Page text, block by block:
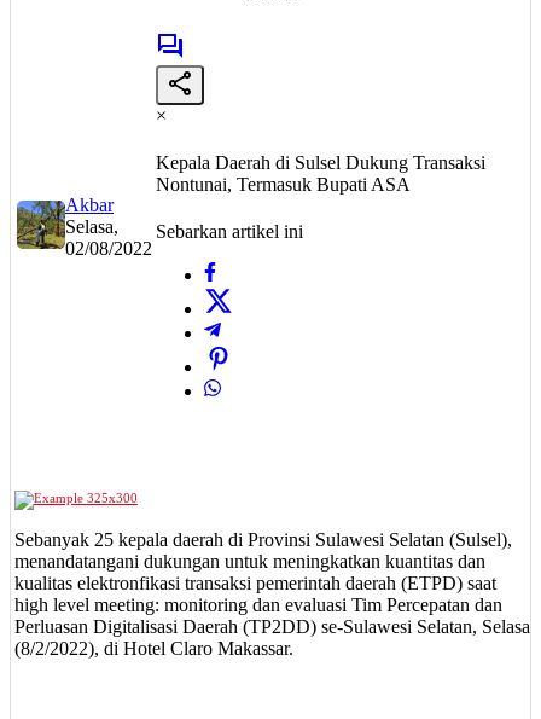
Akbar
Selasa,
02/08/2022
×
Kepala Daerah di Sulsel Dukung Transaksi
Nontunai, Termasuk Bupati ASA
Sebarkan artikel ini
Sebanyak 25 kepala daerah di Provinsi Sulawesi Selatan (Sulsel),
menandatangani dukungan untuk meningkatkan kuantitas dan
kualitas elektronfikasi transaksi pemerintah daerah (ETPD) saat
high level meeting: monitoring dan evaluasi Tim Percepatan dan
Perluasan Digitalisasi Daerah (TP2DD) se-Sulawesi Selatan, Selasa
(8/2/2022), di Hotel Claro Makassar.